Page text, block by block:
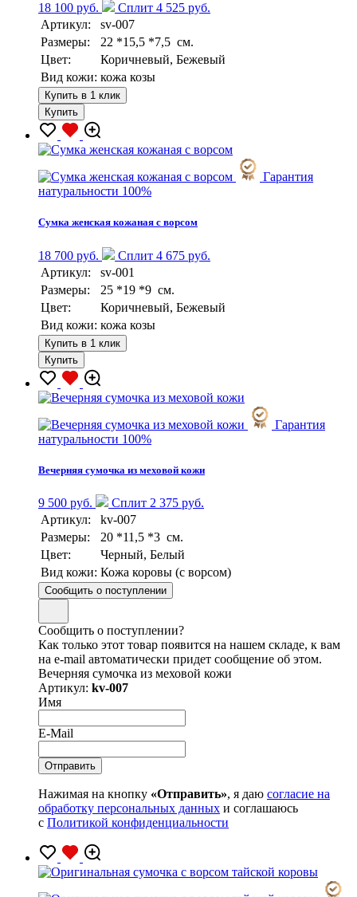
18 100 руб.
Сплит 4 525 руб.
Артикул:
sv-007
Размеры:
22 *15,5 *7,5 см.
Цвет:
Коричневый, Бежевый
Вид кожи: кожа козы
Купить в 1 клик
Купить
Гарантия
натуральности 100%
Сумка женская кожаная с ворсом
18 700 руб.
Сплит 4 675 руб.
Артикул:
sv-001
Размеры:
25 *19 *9 см.
Цвет:
Коричневый, Бежевый
Вид кожи: кожа козы
Купить в 1 клик
Купить
Гарантия
натуральности 100%
Вечерняя сумочка из меховой кожи
9 500 руб.
Сплит 2 375 руб.
Артикул:
kv-007
Размеры:
20 *11,5 *3 см.
Цвет:
Черный, Белый
Вид кожи: Кожа коровы (с ворсом)
Сообщить о поступлении
Сообщить о поступлении?
Как только этот товар появится на нашем складе, к вам
на e-mail автоматически придет сообщение об этом.
Вечерняя сумочка из меховой кожи
Артикул: kv-007
Имя
E-Mail
Нажимая на кнопку «Отправить», я даю согласие на
обработку персональных данных и соглашаюсь
с Политикой конфиденциальности